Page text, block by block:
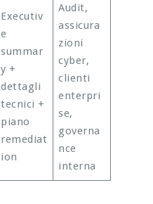
Executiv
e
summar
y +
dettagli
tecnici +
piano
remediat
ion
Audit,
assicura
zioni
cyber,
clienti
enterpri
se,
governa
nce
interna